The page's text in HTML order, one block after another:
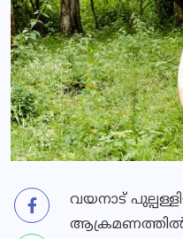
വയനാട്
ആക്രമണത്തിൽ